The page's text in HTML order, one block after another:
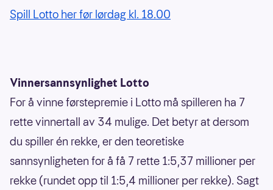
Spill Lotto her før lørdag kl. 18.00
Vinnersannsynlighet Lotto
For å vinne førstepremie i Lotto må spilleren ha 7
rette vinnertall av 34 mulige. Det betyr at dersom
du spiller én rekke, er den teoretiske
sannsynligheten for å få 7 rette 1:5,37 millioner per
rekke (rundet opp til 1:5,4 millioner per rekke). Sagt